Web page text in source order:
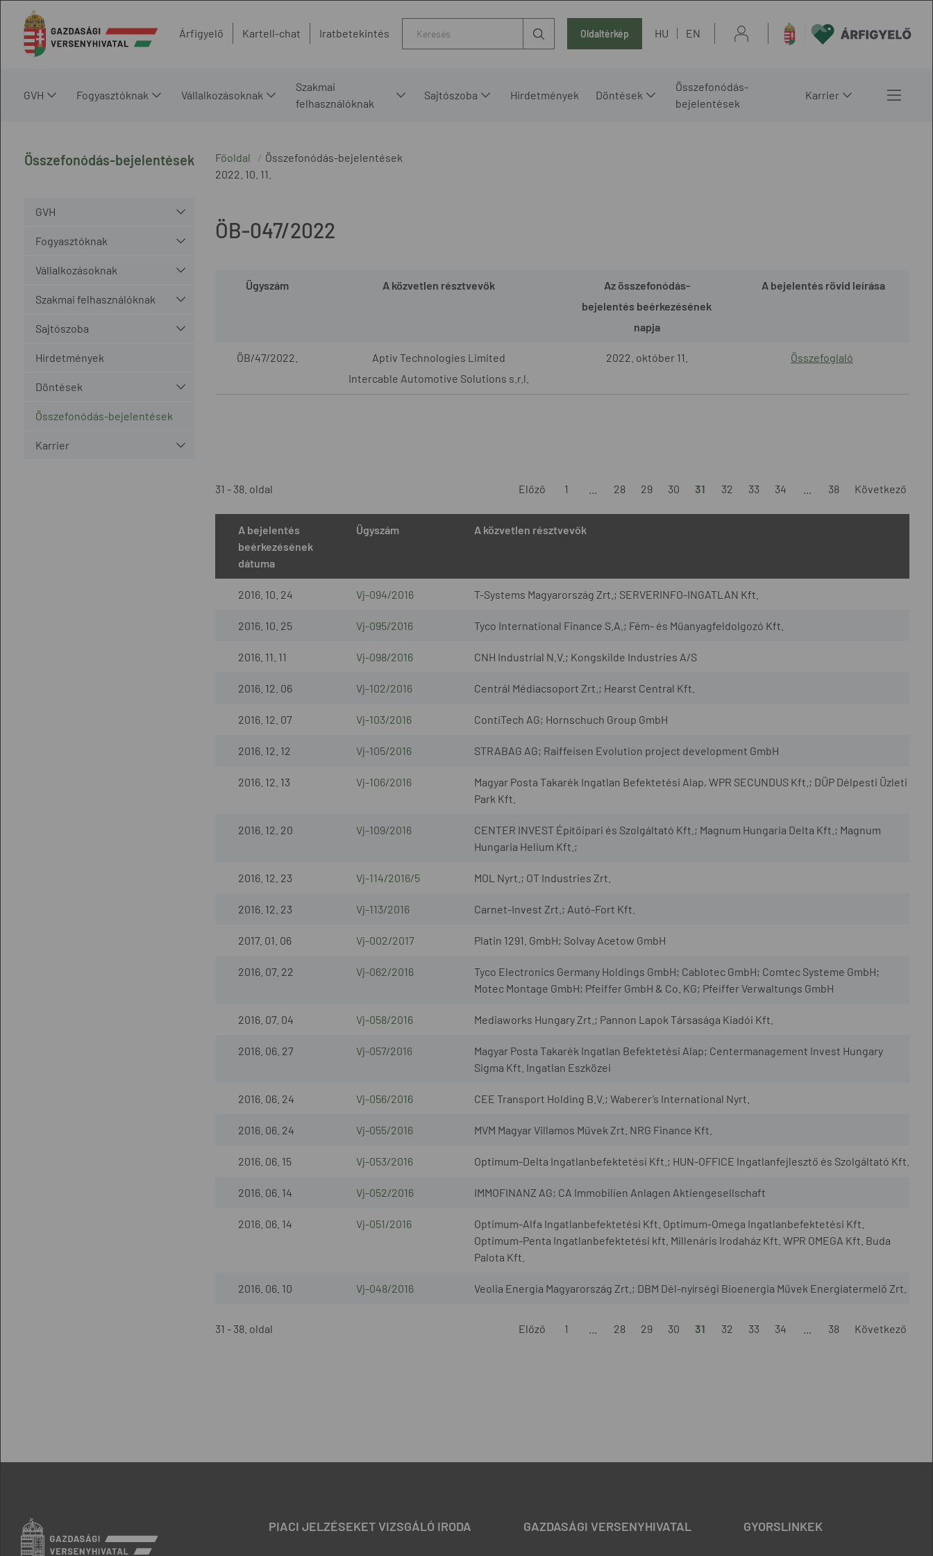
Árfigyelő Kartell-chat Iratbetekintés Oldaltérkép HU EN
GVH Fogyasztóknak Vállalkozásoknak
Szakmai
felhasználóknak
Sajtószoba Hirdetmények Döntések
Összefonódás-
bejelentések
Karrier
Összefonódás-bejelentések
GVH
Fogyasztóknak
Vállalkozásoknak
Szakmai felhasználóknak
Sajtószoba
Hirdetmények
Döntések
Összefonódás-bejelentések
Karrier
Főoldal
Összefonódás-bejelentések
2022. 10. 11.
ÖB-047/2022
Ügyszám A közvetlen résztvevők
Az összefonódás-
bejelentés beérkezésének
napja
A bejelentés rövid leírása
ÖB/47/2022.
Aptiv Technologies Limited
Intercable Automotive Solutions s.r.l.
2022. október 11. Összefoglaló
31 - 38. oldal Előző 1 28 29 30 31 32 33 34 38 Következő
A bejelentés
beérkezésének
dátuma
Ügyszám A közvetlen résztvevők
2016. 10. 24 Vj-094/2016 T-Systems Magyarország Zrt.; SERVERINFO-INGATLAN Kft.
2016. 10. 25 Vj-095/2016 Tyco International Finance S.A.; Fém- és Műanyagfeldolgozó Kft.
2016. 11. 11 Vj-098/2016 CNH Industrial N.V.; Kongskilde Industries A/S
2016. 12. 06 Vj-102/2016 Centrál Médiacsoport Zrt.; Hearst Central Kft.
2016. 12. 07 Vj-103/2016 ContiTech AG; Hornschuch Group GmbH
2016. 12. 12 Vj-105/2016 STRABAG AG; Raiffeisen Evolution project development GmbH
2016. 12. 13 Vj-106/2016
Magyar Posta Takarék Ingatlan Befektetési Alap, WPR SECUNDUS Kft.; DÜP Délpesti Üzleti
Park Kft.
2016. 12. 20 Vj-109/2016
CENTER INVEST Építőipari és Szolgáltató Kft.; Magnum Hungaria Delta Kft.; Magnum
Hungaria Helium Kft.;
2016. 12. 23 Vj-114/2016/5 MOL Nyrt.; OT Industries Zrt.
2016. 12. 23 Vj-113/2016 Carnet-Invest Zrt.; Autó-Fort Kft.
2017. 01. 06 Vj-002/2017 Platin 1291. GmbH; Solvay Acetow GmbH
2016. 07. 22 Vj-062/2016
Tyco Electronics Germany Holdings GmbH; Cablotec GmbH; Comtec Systeme GmbH;
Motec Montage GmbH; Pfeiffer GmbH & Co. KG; Pfeiffer Verwaltungs GmbH
2016. 07. 04 Vj-058/2016 Mediaworks Hungary Zrt.; Pannon Lapok Társasága Kiadói Kft.
2016. 06. 27 Vj-057/2016
Magyar Posta Takarék Ingatlan Befektetési Alap; Centermanagement Invest Hungary
Sigma Kft. Ingatlan Eszközei
2016. 06. 24 Vj-056/2016 CEE Transport Holding B.V.; Waberer’s International Nyrt.
2016. 06. 24 Vj-055/2016 MVM Magyar Villamos Művek Zrt. NRG Finance Kft.
2016. 06. 15 Vj-053/2016 Optimum-Delta Ingatlanbefektetési Kft.; HUN-OFFICE Ingatlanfejlesztő és Szolgáltató Kft.
2016. 06. 14 Vj-052/2016 IMMOFINANZ AG; CA Immobilien Anlagen Aktiengesellschaft
2016. 06. 14 Vj-051/2016
Optimum-Alfa Ingatlanbefektetési Kft. Optimum-Omega Ingatlanbefektetési Kft.
Optimum-Penta Ingatlanbefektetési kft. Millenáris Irodaház Kft. WPR OMEGA Kft. Buda
Palota Kft.
2016. 06. 10 Vj-048/2016 Veolia Energia Magyarország Zrt.; DBM Dél-nyírségi Bioenergia Művek Energiatermelő Zrt.
31 - 38. oldal Előző 1 28 29 30 31 32 33 34 38 Következő
PIACI JELZÉSEKET VIZSGÁLÓ IRODA GAZDASÁGI VERSENYHIVATAL GYORSLINKEK